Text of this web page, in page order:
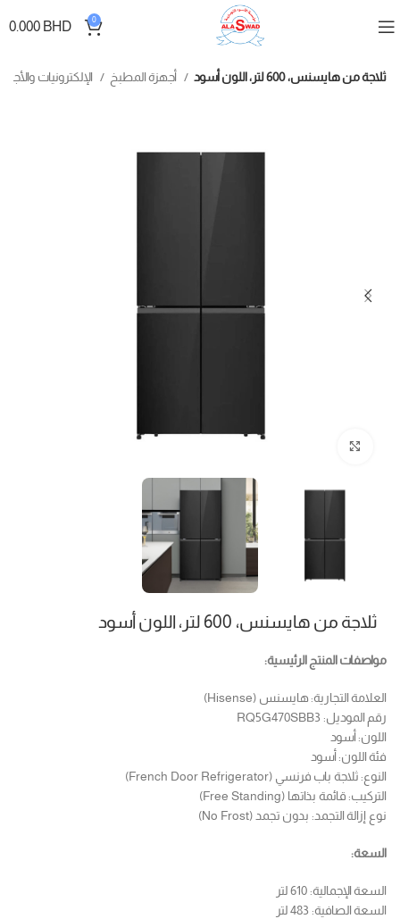
0
0.000 BHD
ثلاجة من هايسنس، 600 لتر، اللون أسود
ثلاجة من هايسنس، 600 لتر، اللون أسود
مواصفات المنتج الرئيسية:
العلامة التجارية: هايسنس (Hisense)
رقم الموديل: RQ5G470SBB3
اللون: أسود
فئة اللون: أسود
النوع: ثلاجة باب فرنسي (French Door Refrigerator)
التركيب: قائمة بذاتها (Free Standing)
نوع إزالة التجمد: بدون تجمد (No Frost)
السعة:
السعة الإجمالية: 610 لتر
السعة الصافية: 483 لتر